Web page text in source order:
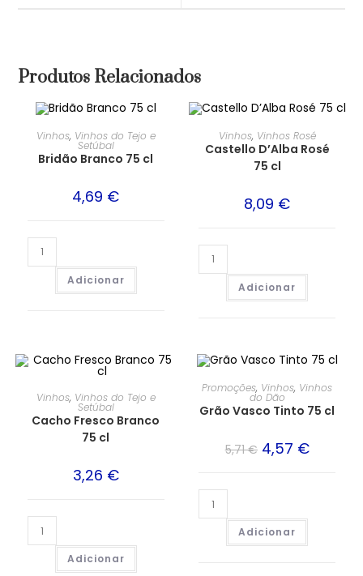
Produtos Relacionados
Vinhos, Vinhos do Tejo e
Setúbal
Bridão Branco 75 cl
4,69 €
Adicionar
Vinhos, Vinhos Rosé
Castello D’Alba Rosé
75 cl
8,09 €
Adicionar
Vinhos, Vinhos do Tejo e
Setúbal
Cacho Fresco Branco
75 cl
3,26 €
Adicionar
PROMOÇÃO!
Promoções, Vinhos, Vinhos
do Dão
Grão Vasco Tinto 75 cl
5,71€ 4,57 €
Adicionar